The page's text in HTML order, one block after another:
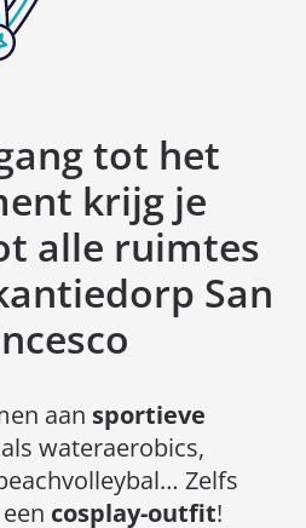
tot het
krijg je
alle ruimtes
San
aan sportieve
wateraerobics,
Zelfs
cosplay-outfit!